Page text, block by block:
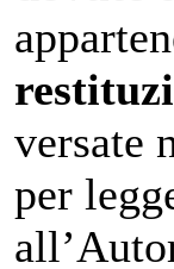
versate
per